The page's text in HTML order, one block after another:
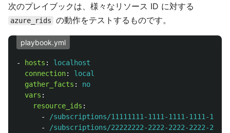
次のプレイブックは、様々なリソース ID に対する
azure_rids の動作をテストするものです。
playbook.yml
- hosts :
localhost
connection:
local
gather_facts :
no
vars :
resource_ids :
-
/subscriptions/11111111-1111-1111-1111-
-
/subscriptions/22222222-2222-2222-2222-